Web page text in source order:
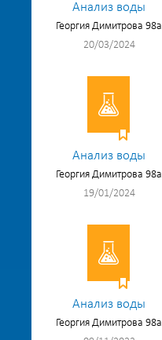
Анализ воды
Георгия Димитрова 98а
20/03/2024
Анализ воды
Георгия Димитрова 98а
19/01/2024
Анализ воды
Георгия Димитрова 98а